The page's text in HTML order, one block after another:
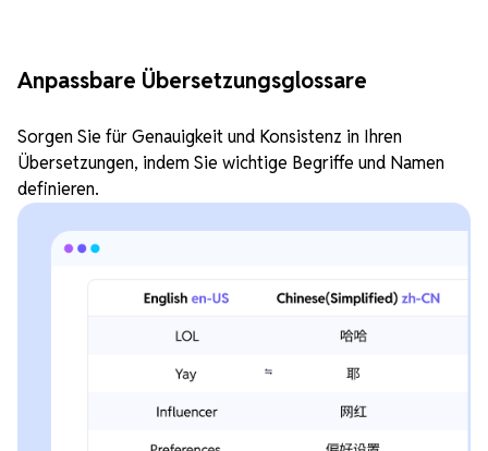
Anpassbare Übersetzungsglossare
Sorgen Sie für Genauigkeit und Konsistenz in Ihren
Übersetzungen, indem Sie wichtige Begriffe und Namen
definieren.